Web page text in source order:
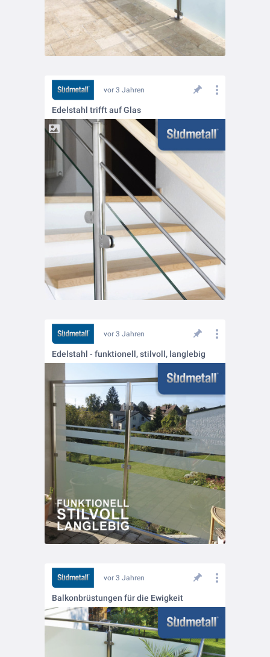
vor 3 Jahren
Edelstahl trifft auf Glas
vor 3 Jahren
Edelstahl - funktionell, stilvoll, langlebig
vor 3 Jahren
Balkonbrüstungen für die Ewigkeit